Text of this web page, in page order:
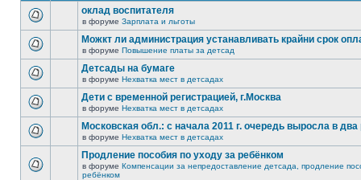
оклад воспитателя
в форуме Зарплата и льготы
Можкт ли администрация устанавливать крайни срок
в форуме Повышение платы за детсад
Детсады на бумаге
в форуме Нехватка мест в детсадах
Дети с временной регистрацией, г.Москва
в форуме Нехватка мест в детсадах
Московская обл.: с начала 2011 г. очередь выросла в два
в форуме Нехватка мест в детсадах
Продление пособия по уходу за ребёнком
в форуме Компенсации за непредоставление детсада, продление
ребёнком